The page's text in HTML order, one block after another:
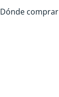
Dónde comprar